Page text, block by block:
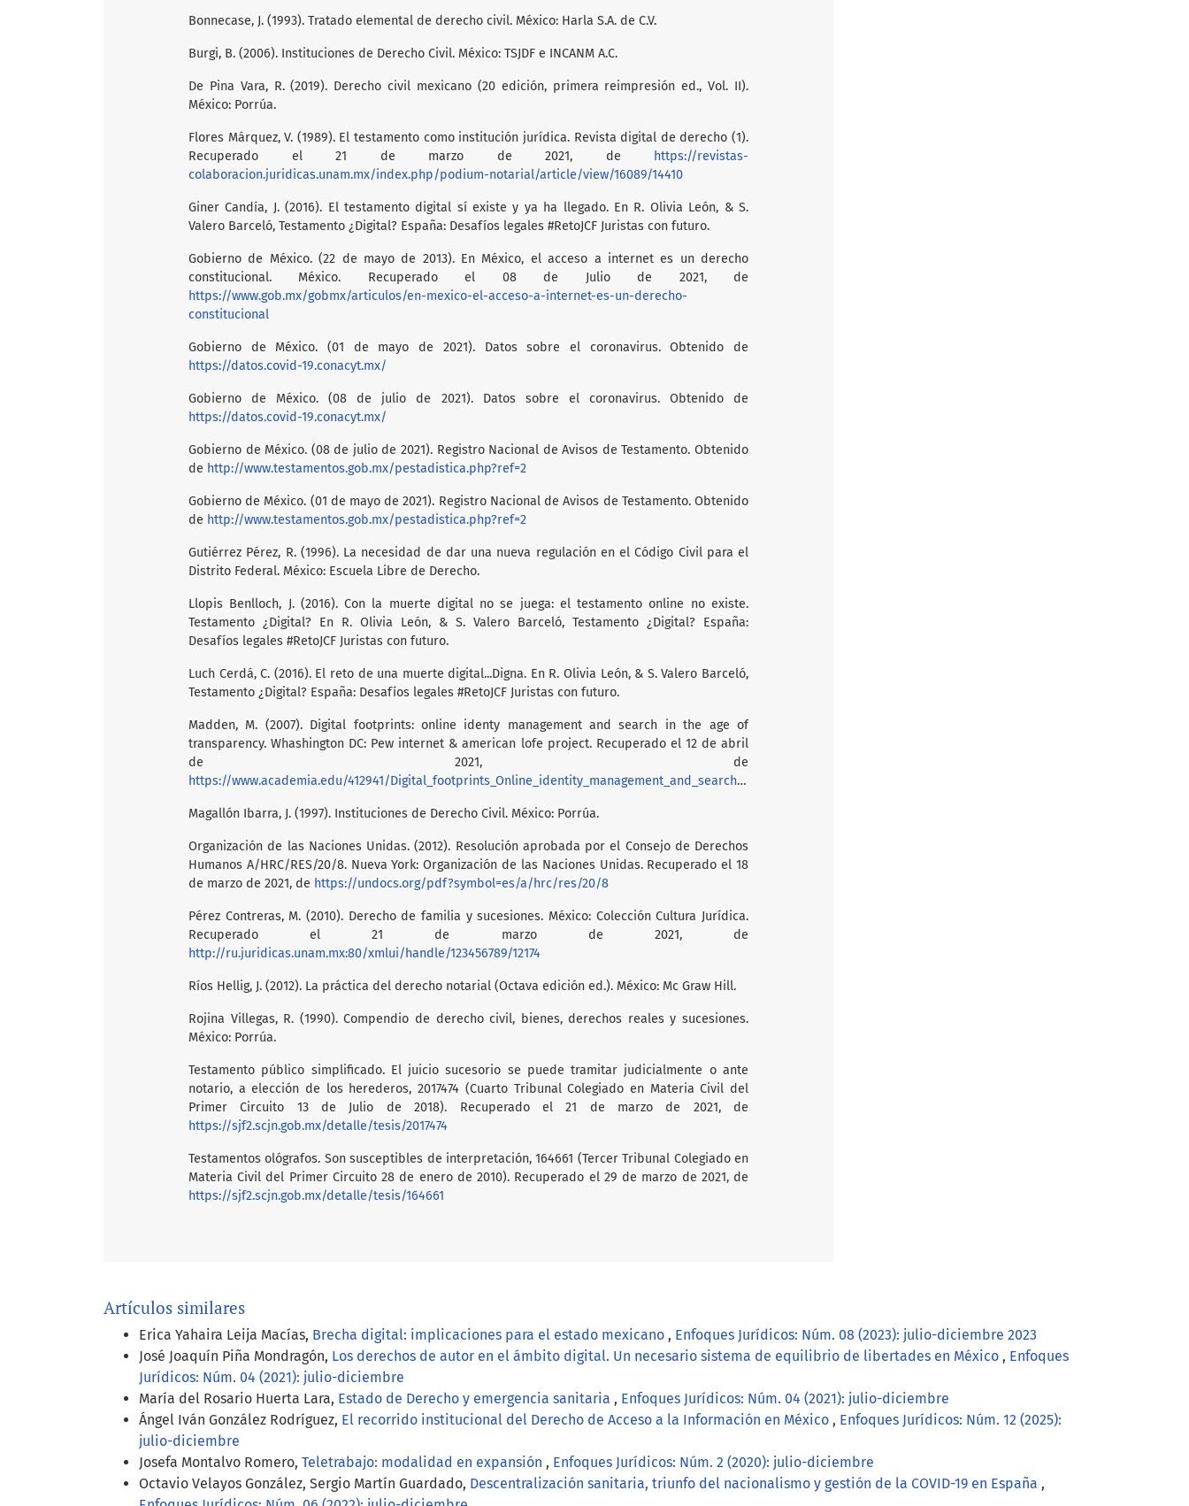
Bonnecase, J. (1993). Tratado elemental de derecho civil. México: Harla S.A. de C.V.
Burgi, B. (2006). Instituciones de Derecho Civil. México: TSJDF e INCANM A.C.
De Pina Vara, R. (2019). Derecho civil mexicano (20 edición, primera reimpresión ed., Vol. II).
México: Porrúa.
Flores Márquez, V. (1989). El testamento como institución jurídica. Revista digital de derecho (1).
Recuperado el 21 de marzo de 2021, de
https://revistas-
colaboracion.juridicas.unam.mx/index.php/podium-notarial/article/view/16089/14410
Giner Candía, J. (2016). El testamento digital sí existe y ya ha llegado. En R. Olivia León, & S.
Valero Barceló, Testamento ¿Digital? España: Desafíos legales #RetoJCF Juristas con futuro.
Gobierno de México. (22 de mayo de 2013). En México, el acceso a internet es un derecho
constitucional. México. Recuperado el 08 de Julio de 2021, de
https://www.gob.mx/gobmx/articulos/en-mexico-el-acceso-a-internet-es-un-derecho-
constitucional
Gobierno de México. (01 de mayo de 2021). Datos sobre el coronavirus. Obtenido de
https://datos.covid-19.conacyt.mx/
Gobierno de México. (08 de julio de 2021). Datos sobre el coronavirus. Obtenido de
https://datos.covid-19.conacyt.mx/
Gobierno de México. (08 de julio de 2021). Registro Nacional de Avisos de Testamento. Obtenido
de http://www.testamentos.gob.mx/pestadistica.php?ref=2
Gobierno de México. (01 de mayo de 2021). Registro Nacional de Avisos de Testamento. Obtenido
de http://www.testamentos.gob.mx/pestadistica.php?ref=2
Gutiérrez Pérez, R. (1996). La necesidad de dar una nueva regulación en el Código Civil para el
Distrito Federal. México: Escuela Libre de Derecho.
Llopis Benlloch, J. (2016). Con la muerte digital no se juega: el testamento online no existe.
Testamento ¿Digital? En R. Olivia León, & S. Valero Barceló, Testamento ¿Digital? España:
Desafíos legales #RetoJCF Juristas con futuro.
Luch Cerdá, C. (2016). El reto de una muerte digital...Digna. En R. Olivia León, & S. Valero Barceló,
Testamento ¿Digital? España: Desafíos legales #RetoJCF Juristas con futuro.
Madden, M. (2007). Digital footprints: online identy management and search in the age of
transparency. Whashington DC: Pew internet & american lofe project. Recuperado el 12 de abril
de 2021, de
https://www.academia.edu/412941/Digital_footprints_Online_identity_management_and_search_in_the_age_of_
Magallón Ibarra, J. (1997). Instituciones de Derecho Civil. México: Porrúa.
Organización de las Naciones Unidas. (2012). Resolución aprobada por el Consejo de Derechos
Humanos A/HRC/RES/20/8. Nueva York: Organización de las Naciones Unidas. Recuperado el 18
de marzo de 2021, de https://undocs.org/pdf?symbol=es/a/hrc/res/20/8
Pérez Contreras, M. (2010). Derecho de familia y sucesiones. México: Colección Cultura Jurídica.
Recuperado el 21 de marzo de 2021, de
http://ru.juridicas.unam.mx:80/xmlui/handle/123456789/12174
Ríos Hellig, J. (2012). La práctica del derecho notarial (Octava edición ed.). México: Mc Graw Hill.
Rojina Villegas, R. (1990). Compendio de derecho civil, bienes, derechos reales y sucesiones.
México: Porrúa.
Testamento público simplificado. El juicio sucesorio se puede tramitar judicialmente o ante
notario, a elección de los herederos, 2017474 (Cuarto Tribunal Colegiado en Materia Civil del
Primer Circuito 13 de Julio de 2018). Recuperado el 21 de marzo de 2021, de
https://sjf2.scjn.gob.mx/detalle/tesis/2017474
Testamentos ológrafos. Son susceptibles de interpretación, 164661 (Tercer Tribunal Colegiado en
Materia Civil del Primer Circuito 28 de enero de 2010). Recuperado el 29 de marzo de 2021, de
https://sjf2.scjn.gob.mx/detalle/tesis/164661
Artículos similares
Erica Yahaira Leija Macías, Brecha digital: implicaciones para el estado mexicano , Enfoques Jurídicos: Núm. 08 (2023): julio-diciembre 2023
José Joaquín Piña Mondragón, Los derechos de autor en el ámbito digital. Un necesario sistema de equilibrio de libertades en México , Enfoques
Jurídicos: Núm. 04 (2021): julio-diciembre
María del Rosario Huerta Lara, Estado de Derecho y emergencia sanitaria , Enfoques Jurídicos: Núm. 04 (2021): julio-diciembre
Ángel Iván González Rodríguez, El recorrido institucional del Derecho de Acceso a la Información en México , Enfoques Jurídicos: Núm. 12 (2025):
julio-diciembre
Josefa Montalvo Romero, Teletrabajo: modalidad en expansión , Enfoques Jurídicos: Núm. 2 (2020): julio-diciembre
Octavio Velayos González, Sergio Martín Guardado, Descentralización sanitaria, triunfo del nacionalismo y gestión de la COVID-19 en España ,